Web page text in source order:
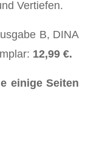
Vertiefen.
B, DINA
12,99 €.
einige Seiten